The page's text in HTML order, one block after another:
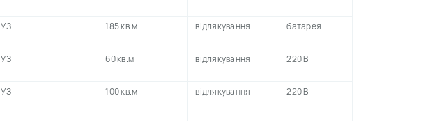
УЗ 185 кв.м відлякування батарея
УЗ 60 кв.м відлякування 220 В
УЗ 100 кв.м відлякування 220 В